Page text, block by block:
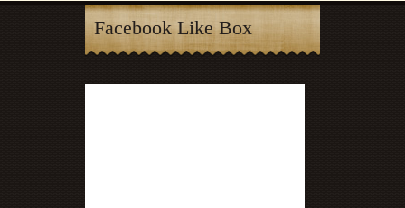
Facebook Like Box